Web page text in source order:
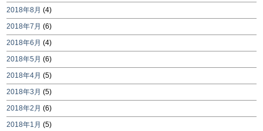
2018年8月 (4)
2018年7月 (6)
2018年6月 (4)
2018年5月 (6)
2018年4月 (5)
2018年3月 (5)
2018年2月 (6)
2018年1月 (5)